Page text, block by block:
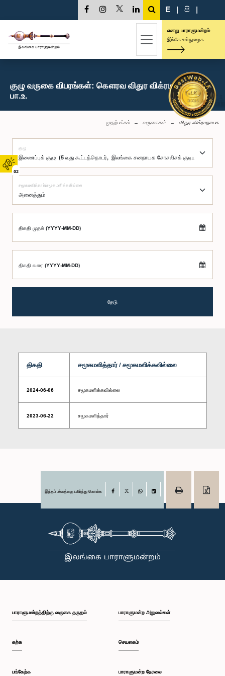
02
E | සි |
எனது பாராளுமன்றம்
இங்கே உள்நுழைக
குழு வருகை விபரங்கள்: கௌரவ விதுர விக்ரமநாயக,
பா.உ.
முதற்பக்கம் வருகைகள் விதுர விக்ரமநாயக
குழு
சமூகமளித்தார்/சமூகமளிக்கவில்லை
திகதி முதல் (YYYY-MM-DD)
திகதி வரை (YYYY-MM-DD)
தேடு
திகதி சமூகமளித்தார் / சமூகமளிக்கவில்லை
2024-06-06 சமூகமளிக்கவில்லை
2023-06-22 சமூகமளித்தார்
இந்தப் பக்கத்தை பகிர்ந்து கொள்க Facebook
பாராளுமன்றத்திற்கு வருகை தருதல்
கற்க
பங்கேற்க
பாராளுமன்ற அலுவல்கள்
செயலகம்
பாராளுமன்ற நேரலை